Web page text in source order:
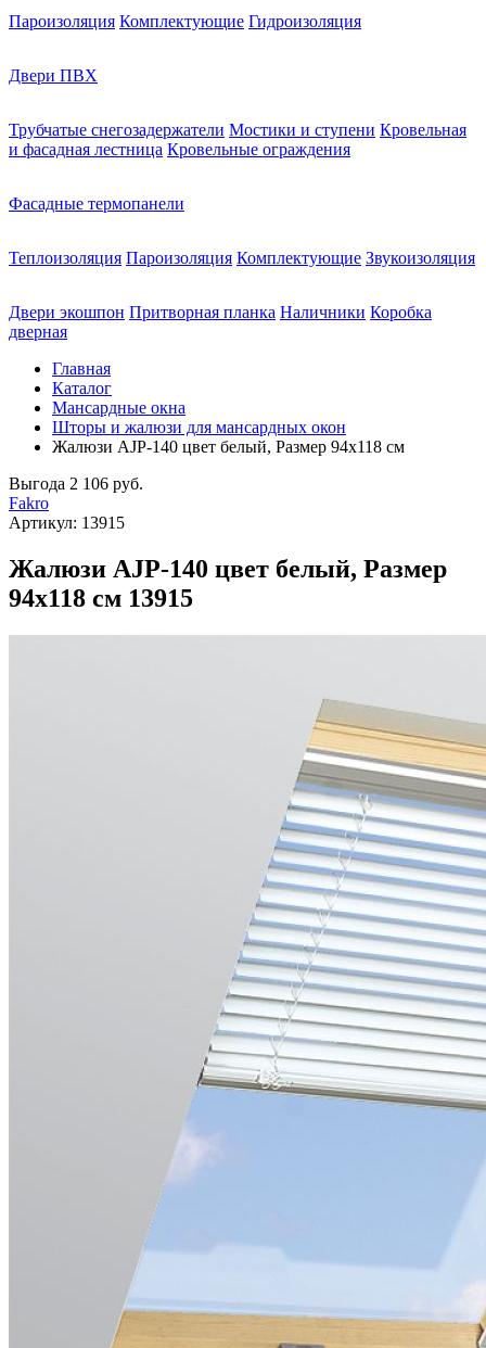
Пароизоляция Комплектующие Гидроизоляция
Двери ПВХ
Трубчатые снегозадержатели Мостики и ступени Кровельная
и фасадная лестница Кровельные ограждения
Фасадные термопанели
Теплоизоляция Пароизоляция Комплектующие Звукоизоляция
Двери экошпон Притворная планка Наличники Коробка
дверная
Главная
Каталог
Мансардные окна
Шторы и жалюзи для мансардных окон
Жалюзи AJP-140 цвет белый, Размер 94х118 см
Выгода 2 106 руб.
Fakro
Артикул: 13915
Жалюзи AJP-140 цвет белый, Размер
94х118 см 13915